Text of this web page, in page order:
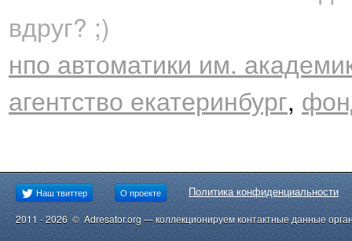
вдруг? ;)
нпо автоматики им.
агентство екатеринбург,
Наш твиттер О проекте Политика конфиденциальности
2011 - 2026 © Adresator.org — коллекционируем контактные данные